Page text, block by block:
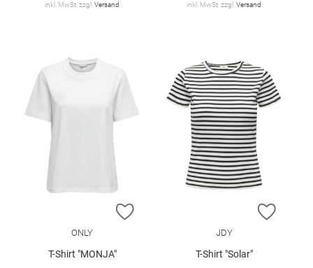
inkl. MwSt. zzgl.Versand inkl. MwSt. zzgl.Versand
ZUR WUNSCHLISTE HINZUFÜGEN
ONLY
T-Shirt "MONJA"
ZUR
JDY
T-Shirt "Solar"